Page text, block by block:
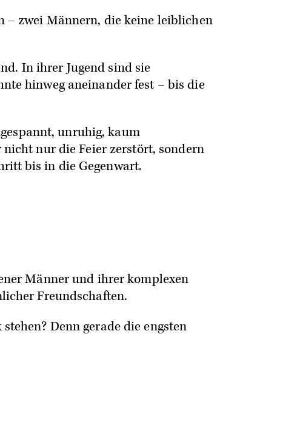
– zwei Männern, die keine leiblichen
In ihrer Jugend sind sie
hinweg aneinander fest – bis die
unruhig, kaum
nur die Feier zerstört, sondern
bis in die Gegenwart.
Männer und ihrer komplexen
Freundschaften.
Denn gerade die engsten